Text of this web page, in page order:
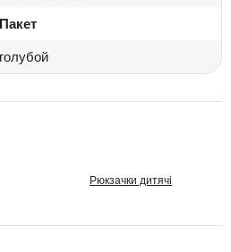
Пакет
голубой
Рюкзачки дитячі